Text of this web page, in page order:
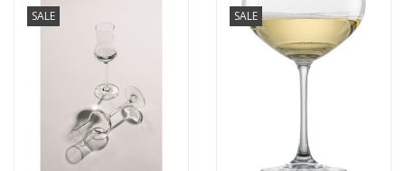
SALE SALE